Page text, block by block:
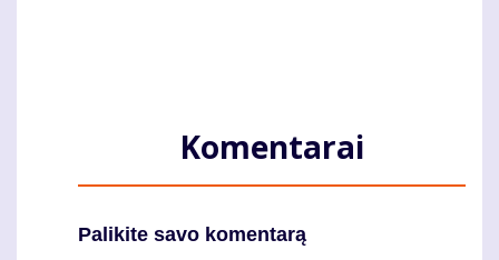
Komentarai
Palikite savo komentarą